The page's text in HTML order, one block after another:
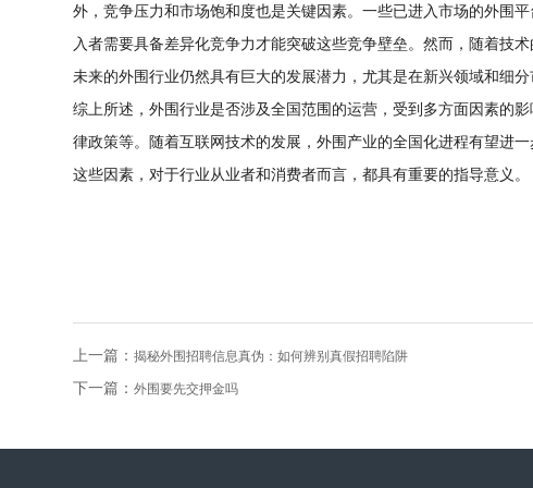
外，竞争压力和市场饱和度也是关键因素。一些已进入市场的外围
入者需要具备差异化竞争力才能突破这些竞争壁垒。然而，随着技
未来的外围行业仍然具有巨大的发展潜力，尤其是在新兴领域和细分
综上所述，外围行业是否涉及全国范围的运营，受到多方面因素的
律政策等。随着互联网技术的发展，外围产业的全国化进程有望进
这些因素，对于行业从业者和消费者而言，都具有重要的指导意义。
上一篇： 揭秘外围招聘信息真伪：如何辨别真假招聘陷阱
下一篇： 外围要先交押金吗